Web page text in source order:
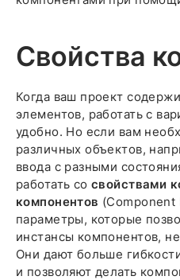
Свойства
Когда ваш проект
элементов, работать с
удобно. Но если вам
различных объектов,
ввода с разными
работать сосвойствами
компонентов
параметры, которые
инстансы компонентов,
Они дают больше
и позволяют делать